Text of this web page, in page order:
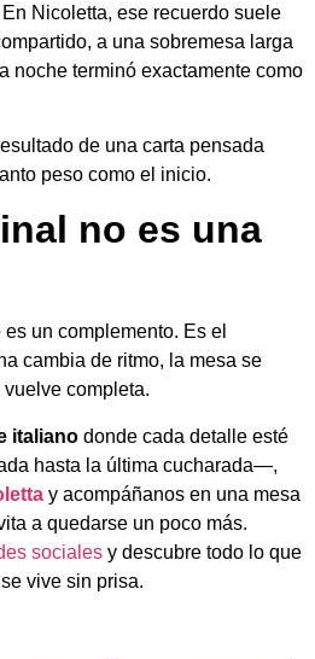
Nicoletta, ese recuerdo suele
a una sobremesa larga
noche terminó exactamente como
de una carta pensada
peso como el inicio.
no es una
un complemento. Es el
cambia de ritmo, la mesa se
completa.
italiano donde cada detalle esté
hasta la última cucharada—,
y acompáñanos en una mesa
a quedarse un poco más.
sociales y descubre todo lo que
vive sin prisa.